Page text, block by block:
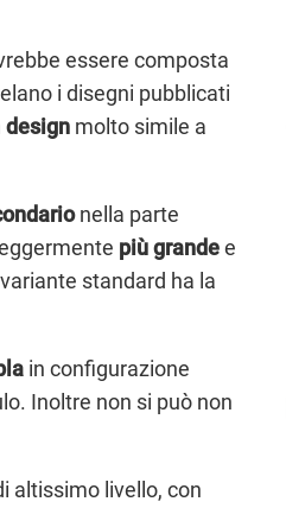
essere composta
i disegni pubblicati
design molto simile a
nella parte
più grandee
standard ha la
in configurazione
Inoltre non si può non
altissimo livello, con